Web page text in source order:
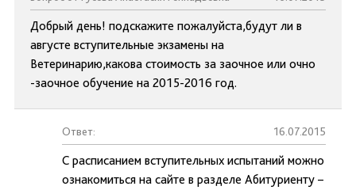
Добрый день! подскажите пожалуйста,будут ли в
августе вступительные экзамены на
Ветеринарию,какова стоимость за заочное или очно
-заочное обучение на 2015-2016 год.
Ответ: 16.07.2015
С расписанием вступительных испытаний можно
ознакомиться на сайте в разделе Абитуриенту –